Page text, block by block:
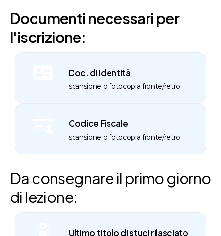
Documenti necessari per
l'iscrizione:
Doc. di Identità
scansione o fotocopia fronte/retro
Codice Fiscale
scansione o fotocopia fronte/retro
Da consegnare il primo giorno
di lezione:
Ultimo titolo di studi rilasciato